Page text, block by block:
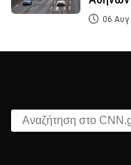
06 Αυγ
Αναζήτηση στο CNN.gr